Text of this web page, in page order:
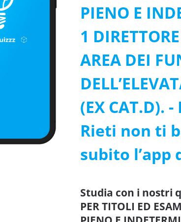
PIENO E
1
AREA DEI
(EX CAT.D).
Rieti non ti
subito l’app
Studia con i nostri
PER TITOLI ED